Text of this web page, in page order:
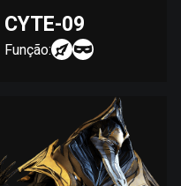
CYTE-09
Função: